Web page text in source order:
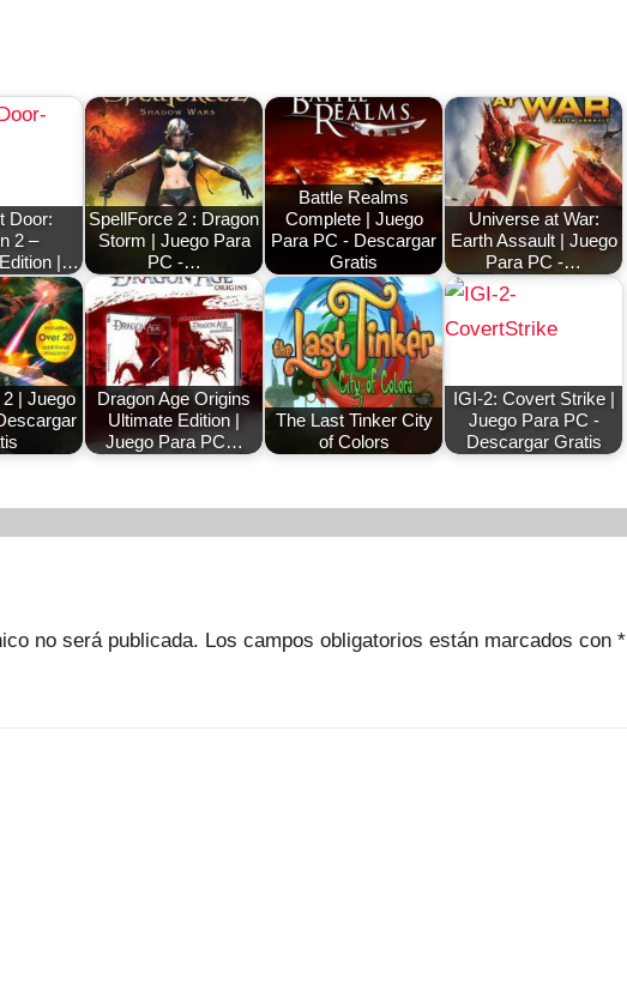
Door:
2 –
|…
SpellForce 2 : Dragon
Storm | Juego Para
PC -…
Battle Realms
Complete | Juego
Para PC - Descargar
Gratis
Universe at War:
Earth Assault | Juego
Para PC -…
| Juego
Dragon Age Origins
Ultimate Edition |
Juego Para PC…
The Last Tinker City
of Colors
IGI-2: Covert Strike |
Juego Para PC -
Descargar Gratis
no será publicada. Los campos obligatorios están marcados con *